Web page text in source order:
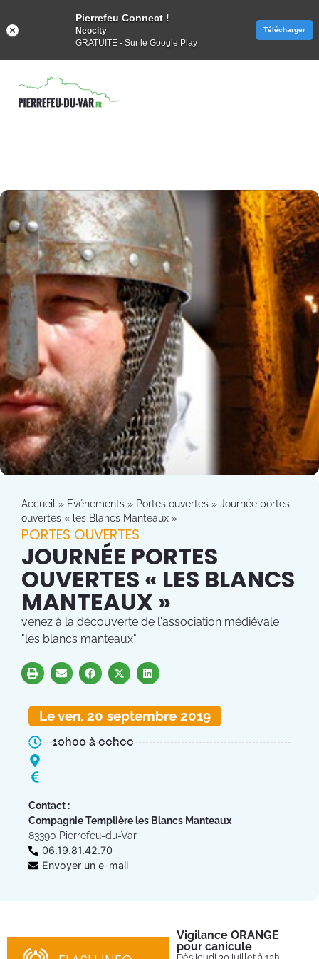
Accueil » Evénements » Portes ouvertes » Journée portes
ouvertes « les Blancs Manteaux »
PORTES OUVERTES
JOURNÉE PORTES
OUVERTES « LES BLANCS
MANTEAUX »
venez à la découverte de l'association médiévale
"les blancs manteaux"
Le ven. 20 septembre 2019
10h00 à 00h00
Contact :
Compagnie Templière les Blancs Manteaux
83390 Pierrefeu-du-Var
06.19.81.42.70
Envoyer un e-mail
Vigilance ORANGE
pour canicule
Pierrefeu Connect !
Neocity
GRATUITE - Sur le Google Play
Télécharger